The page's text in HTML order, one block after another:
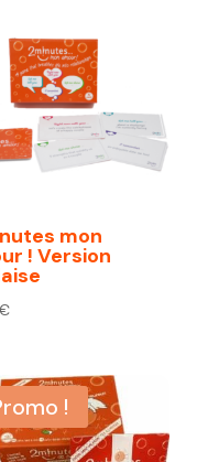
mon
! Version
!